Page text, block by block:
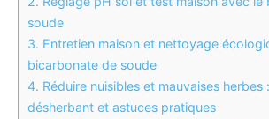
soude
3. Entretien maison et nettoyage
bicarbonate de soude
4. Réduire nuisibles et mauvaises herbes
désherbant et astuces pratiques